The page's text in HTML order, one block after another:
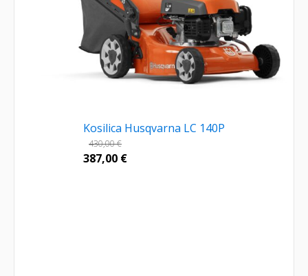
Kosilica Husqvarna LC 140P
430,00€
387,00 €